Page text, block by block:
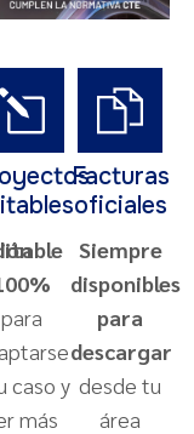
para
caso y
más
Facturas
oficiales
Siempre
disponibles
para
descargar
desde tu
área